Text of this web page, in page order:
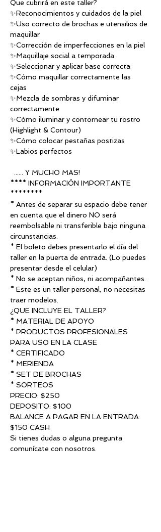
Que cubrirá en este taller?
✨Reconocimientos y cuidados de la piel
✨Uso correcto de brochas e utensilios de
maquillar
✨Corrección de imperfecciones en la piel
✨Maquillaje social a temporada
✨Seleccionar y aplicar base correcta
✨Cómo maquillar correctamente las
cejas
✨Mezcla de sombras y difuminar
correctamente
✨Cómo iluminar y contornear tu rostro
(Highlight & Contour)
✨Cómo colocar pestañas postizas
✨Labios perfectos
...... Y MUCHO MAS!
**** INFORMACIÓN IMPORTANTE
********
* Antes de separar su espacio debe tener
en cuenta que el dinero NO será
reembolsable ni transferible bajo ninguna
circunstancias.
* El boleto debes presentarlo el día del
taller en la puerta de entrada. (Lo puedes
presentar desde el celular)
* No se aceptan niños, ni acompañantes.
* Este es un taller personal, no necesitas
traer modelos.
¿QUE INCLUYE EL TALLER?
* MATERIAL DE APOYO
* PRODUCTOS PROFESIONALES
PARA USO EN LA CLASE
* CERTIFICADO
* MERIENDA
* SET DE BROCHAS
* SORTEOS
PRECIO: $250
DEPOSITO: $100
BALANCE A PAGAR EN LA ENTRADA:
$150 CASH
Si tienes dudas o alguna pregunta
comunícate con nosotros.